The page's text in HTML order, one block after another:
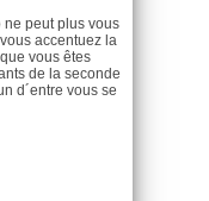
peut plus vous
accentuez la
vous êtes
de la seconde
d´entre vous se